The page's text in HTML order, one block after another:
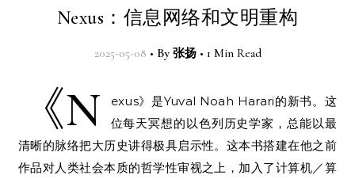
Nexus：信息网络和文明重构
2025-05-08 • By 张扬 • 1 Min Read
《N
exus》是Yuval Noah Harari的新书。这
位每天冥想的以色列历史学家，总能以最
清晰的脉络把大历史讲得极具启示性。这本书搭建在他之前
作品对人类社会本质的哲学性审视之上，加入了计算机／算